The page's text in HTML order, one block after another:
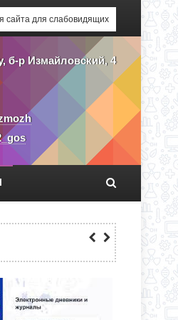
сайта для слабовидящих
б-р Измайловский, 4
КЛАСС